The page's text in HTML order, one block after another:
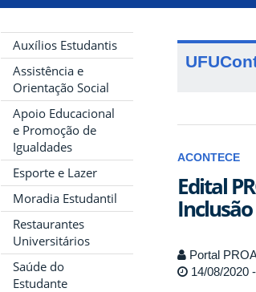
Auxílios Estudantis
Assistência e
Orientação Social
Apoio Educacional
e Promoção de
Igualdades
Esporte e Lazer
Moradia Estudantil
Restaurantes
Universitários
Saúde do
Estudante
ACONTECE
Edital
Portal
14/08/2020